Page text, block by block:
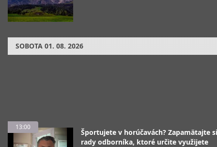
SOBOTA 01. 08. 2026
13:00
Športujete v horúčavách? Zapamätajte
rady odborníka, ktoré určite využijete